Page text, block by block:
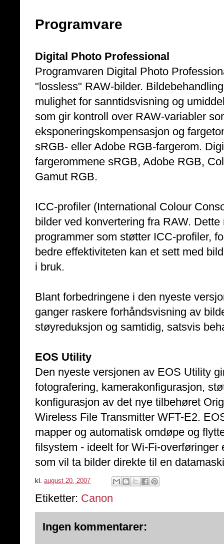
Programvare
Digital Photo Professional
Programvaren Digital Photo
"lossless" RAW-bilder.
mulighet for sanntidsvisning og
som gir kontroll over RAW-variabler
eksponeringskompensasjon og
sRGB- eller Adobe RGB-fargerom.
fargerommene sRGB, Adobe RGB,
Gamut RGB.
ICC-profiler (International Colour
bilder ved konvertering fra RAW.
programmer som støtter ICC-profiler,
bedre effektiviteten kan et sett med
i bruk.
Blant forbedringene i den nyeste
ganger raskere forhåndsvisning av
støyreduksjon og samtidig, satsvis
EOS Utility
Den nyeste versjonen av EOS Utility
fotografering, kamerakonfigurasjon,
konfigurasjon av det nye tilbehøret
Wireless File Transmitter WFT-E2.
mapper og automatisk omdøpe og
filsystem - ideelt for Wi-Fi-
som vil ta bilder direkte til en
kl. august 20, 2007
Etiketter: Canon
Ingen kommentarer: